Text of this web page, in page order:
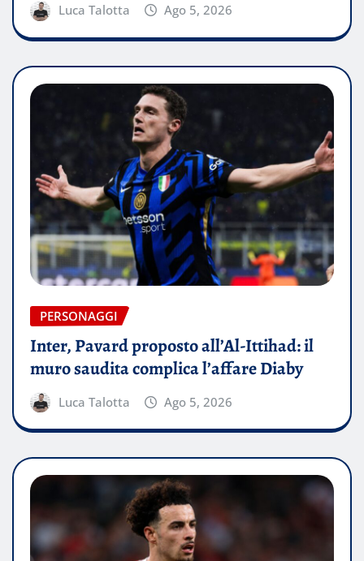
Luca Talotta Ago 5, 2026
PERSONAGGI
Inter, Pavard proposto all’Al-Ittihad: il
muro saudita complica l’affare Diaby
Luca Talotta Ago 5, 2026